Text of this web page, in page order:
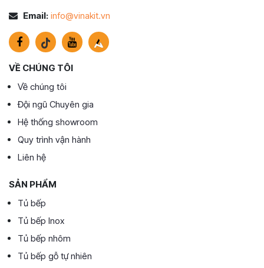
Email: info@vinakit.vn
VỀ CHÚNG TÔI
Về chúng tôi
Đội ngũ Chuyên gia
Hệ thống showroom
Quy trình vận hành
Liên hệ
SẢN PHẨM
Tủ bếp
Tủ bếp Inox
Tủ bếp nhôm
Tủ bếp gỗ tự nhiên